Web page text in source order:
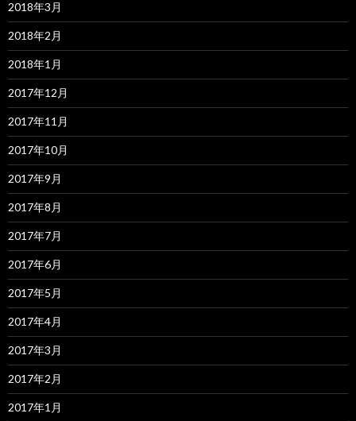
2018年3月
2018年2月
2018年1月
2017年12月
2017年11月
2017年10月
2017年9月
2017年8月
2017年7月
2017年6月
2017年5月
2017年4月
2017年3月
2017年2月
2017年1月